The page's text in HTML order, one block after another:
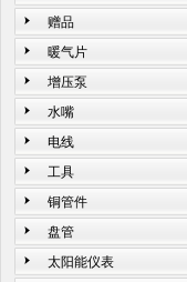
赠品
暖气片
增压泵
水嘴
电线
工具
铜管件
盘管
太阳能仪表